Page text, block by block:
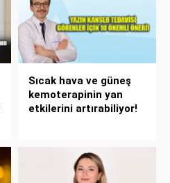
Sıcak hava ve güneş
kemoterapinin yan
etkilerini artırabiliyor!